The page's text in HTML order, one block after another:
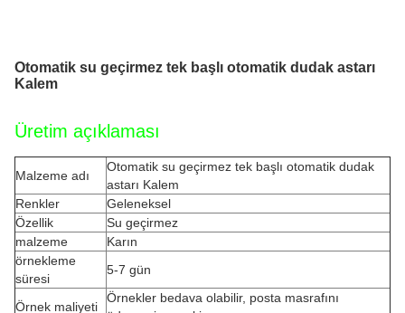
Otomatik su geçirmez tek başlı otomatik dudak astarı
Kalem
Üretim açıklaması
Malzeme adı
Otomatik su geçirmez tek başlı otomatik dudak
astarı Kalem
Renkler
Geleneksel
Özellik
Su geçirmez
malzeme
Karın
örnekleme
süresi
5-7 gün
Örnek maliyeti
Örnekler bedava olabilir, posta masrafını